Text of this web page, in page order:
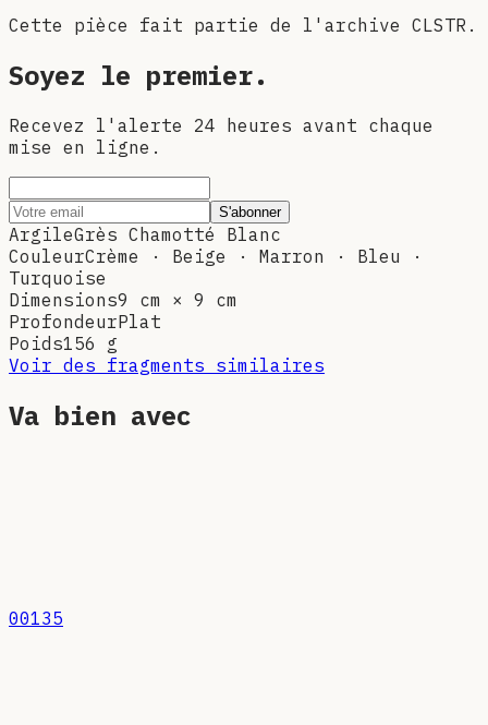
Cette pièce fait partie de l'archive CLSTR.
Soyez le premier.
Recevez l'alerte 24 heures avant chaque
mise en ligne.
S'abonner
ArgileGrès Chamotté Blanc
CouleurCrème · Beige · Marron · Bleu ·
Turquoise
Dimensions9 cm × 9 cm
ProfondeurPlat
Poids156 g
Voir des fragments similaires
Va bien avec
00135